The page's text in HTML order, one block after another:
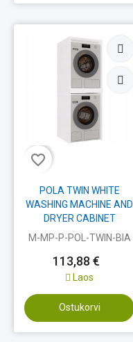
favorite_border
POLA TWIN WHITE
WASHING MACHINE AND
DRYER CABINET
M-MP-P-POL-TWIN-BIA
113,88 €
Laos
Ostukorvi